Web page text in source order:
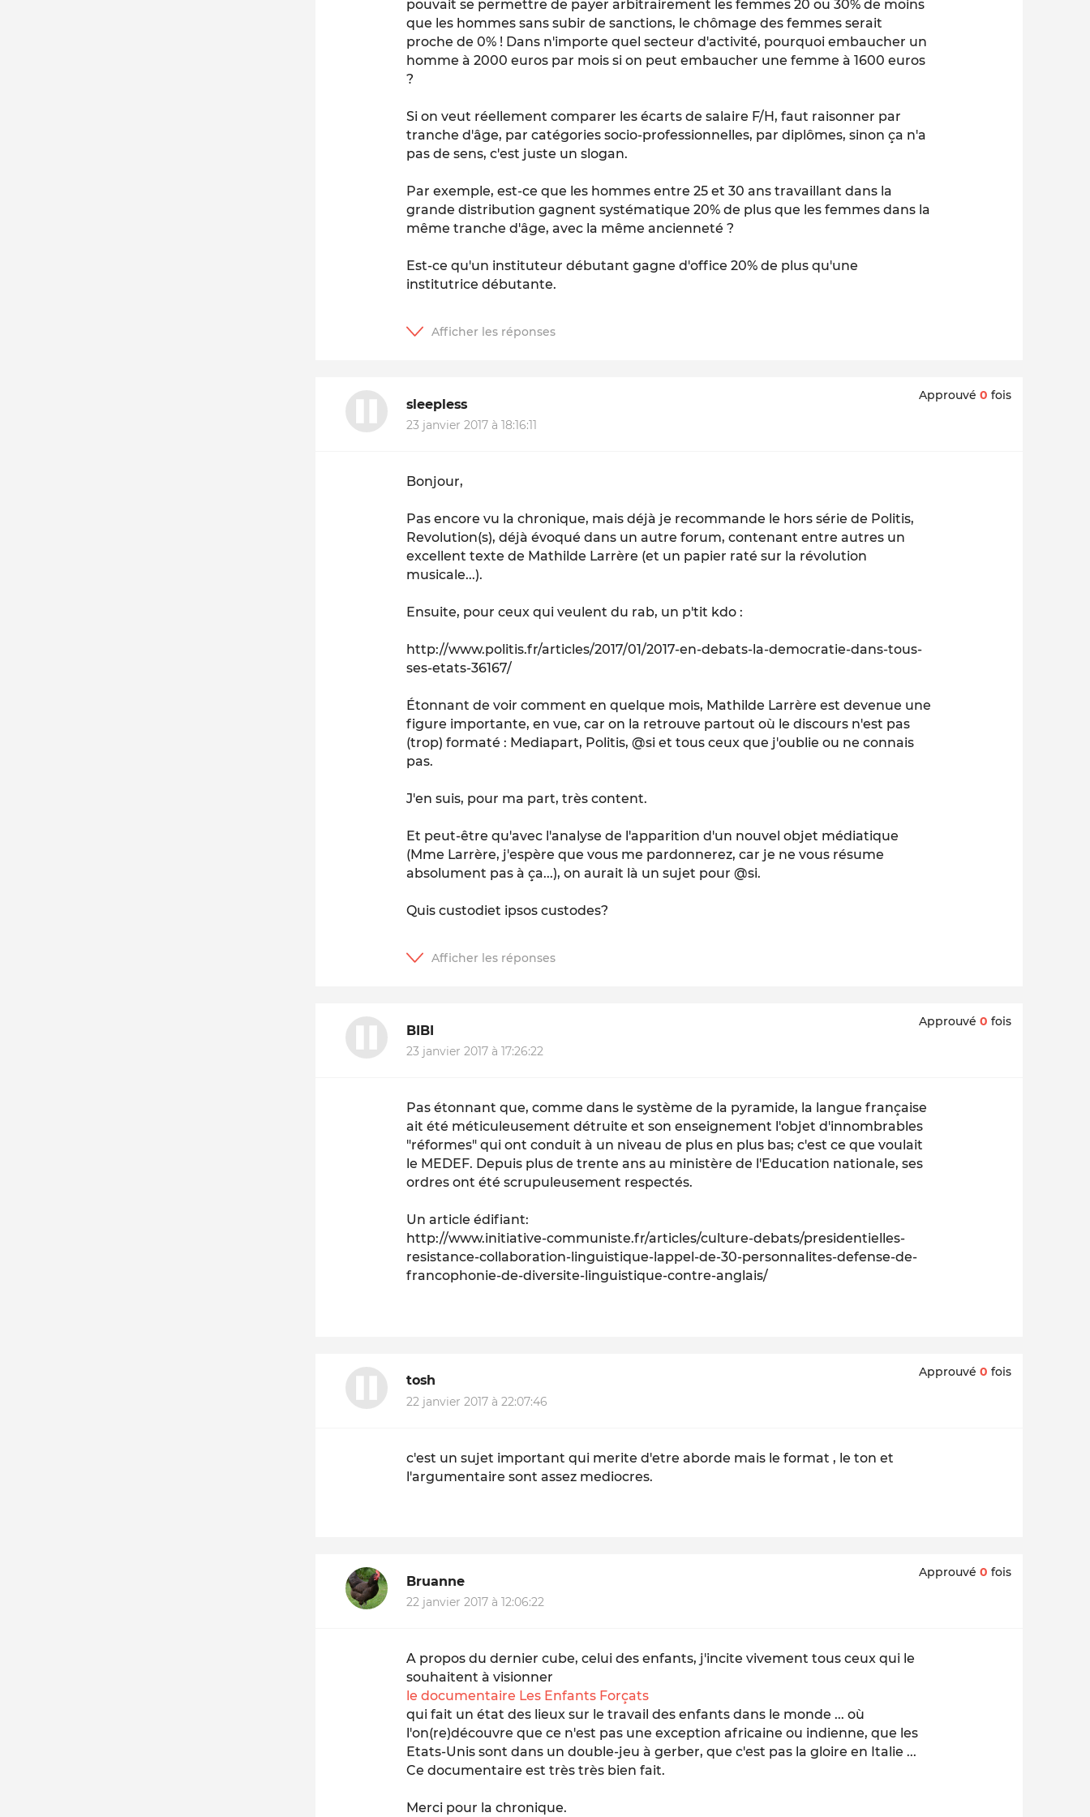
pouvait se permettre de payer arbitrairement les femmes 20 ou 30% de moins
que les hommes sans subir de sanctions, le chômage des femmes serait
proche de 0% ! Dans n'importe quel secteur d'activité, pourquoi embaucher un
homme à 2000 euros par mois si on peut embaucher une femme à 1600 euros
?
Si on veut réellement comparer les écarts de salaire F/H, faut raisonner par
tranche d'âge, par catégories socio-professionnelles, par diplômes, sinon ça n'a
pas de sens, c'est juste un slogan.
Par exemple, est-ce que les hommes entre 25 et 30 ans travaillant dans la
grande distribution gagnent systématique 20% de plus que les femmes dans la
même tranche d'âge, avec la même ancienneté ?
Est-ce qu'un instituteur débutant gagne d'office 20% de plus qu'une
institutrice débutante.
sleepless
23 janvier 2017 à 18:16:11
Approuvé 0 fois
Bonjour,
Pas encore vu la chronique, mais déjà je recommande le hors série de Politis,
Revolution(s), déjà évoqué dans un autre forum, contenant entre autres un
excellent texte de Mathilde Larrère (et un papier raté sur la révolution
musicale...).
Ensuite, pour ceux qui veulent du rab, un p'tit kdo :
http://www.politis.fr/articles/2017/01/2017-en-debats-la-democratie-dans-tous-
ses-etats-36167/
Étonnant de voir comment en quelque mois, Mathilde Larrère est devenue une
figure importante,en vue, car on la retrouve partout où le discours n'est pas
(trop) formaté : Mediapart, Politis, @si et tous ceux que j'oublie ou ne connais
pas.
J'en suis, pour ma part, très content.
Et peut-être qu'avec l'analyse de l'apparition d'un nouvel objet médiatique
(Mme Larrère, j'espère que vous me pardonnerez, car je ne vous résume
absolument pas à ça...), on aurait là un sujet pour @si.
Quis custodiet ipsos custodes?
BIBI
23 janvier 2017 à 17:26:22
Approuvé 0 fois
Pas étonnant que, comme dans le système de la pyramide, la langue française
ait été méticuleusement détruite et son enseignement l'objet d'innombrables
"réformes" qui ont conduit à un niveau de plus en plus bas; c'est ce que voulait
le MEDEF. Depuis plus de trente ans au ministère de l'Education nationale, ses
ordres ont été scrupuleusement respectés.
Un article édifiant:
http://www.initiative-communiste.fr/articles/culture-debats/presidentielles-
resistance-collaboration-linguistique-lappel-de-30-personnalites-defense-de-
francophonie-de-diversite-linguistique-contre-anglais/
tosh
22 janvier 2017 à 22:07:46
Approuvé 0 fois
c'est un sujet important qui merite d'etre aborde mais le format , le ton et
l'argumentaire sont assez mediocres.
Bruanne
22 janvier 2017 à 12:06:22
Approuvé 0 fois
A propos du dernier cube, celui des enfants, j'incite vivement tous ceux qui le
souhaitent à visionner
le documentaire Les Enfants Forçats
qui fait un état des lieux sur le travail des enfants dans le monde ... où
l'on(re)découvre que ce n'est pas une exception africaine ou indienne, que les
Etats-Unis sont dans un double-jeu à gerber, que c'est pas la gloire en Italie ...
Ce documentaire est très très bien fait.
Merci pour la chronique.